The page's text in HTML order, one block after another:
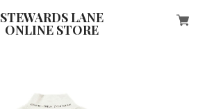
STEWARDS LANE
ONLINE STORE